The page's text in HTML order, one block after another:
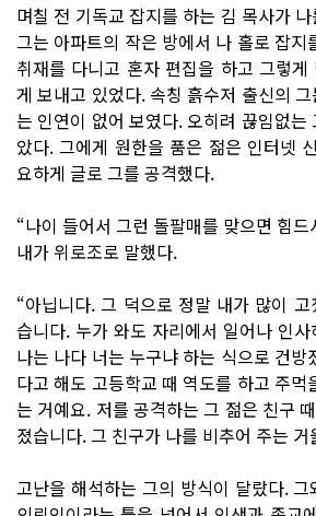
며칠 전 기독교 잡지를 하는 김 목사가
그는 아파트의 작은 방에서 나 홀로 잡지
취재를 다니고 혼자 편집을 하고 그렇게
게 보내고 있었다. 속칭 흙수저 출신의
는 인연이 없어 보였다. 오히려 끊임없는
았다. 그에게 원한을 품은 젊은 인터넷
요하게 글로 그를 공격했다.
“나이 들어서 그런 돌팔매를 맞으면 힘드
내가 위로조로 말했다.
“아닙니다. 그 덕으로 정말 내가 많이
습니다. 누가 와도 자리에서 일어나 인
나는 나다 너는 누구냐 하는 식으로 건방
다고 해도 고등학교 때 역도를 하고 주먹
는 거예요. 저를 공격하는 그 젊은 친구
졌습니다. 그 친구가 나를 비추어 주는 거
고난을 해석하는 그의 방식이 달랐다.